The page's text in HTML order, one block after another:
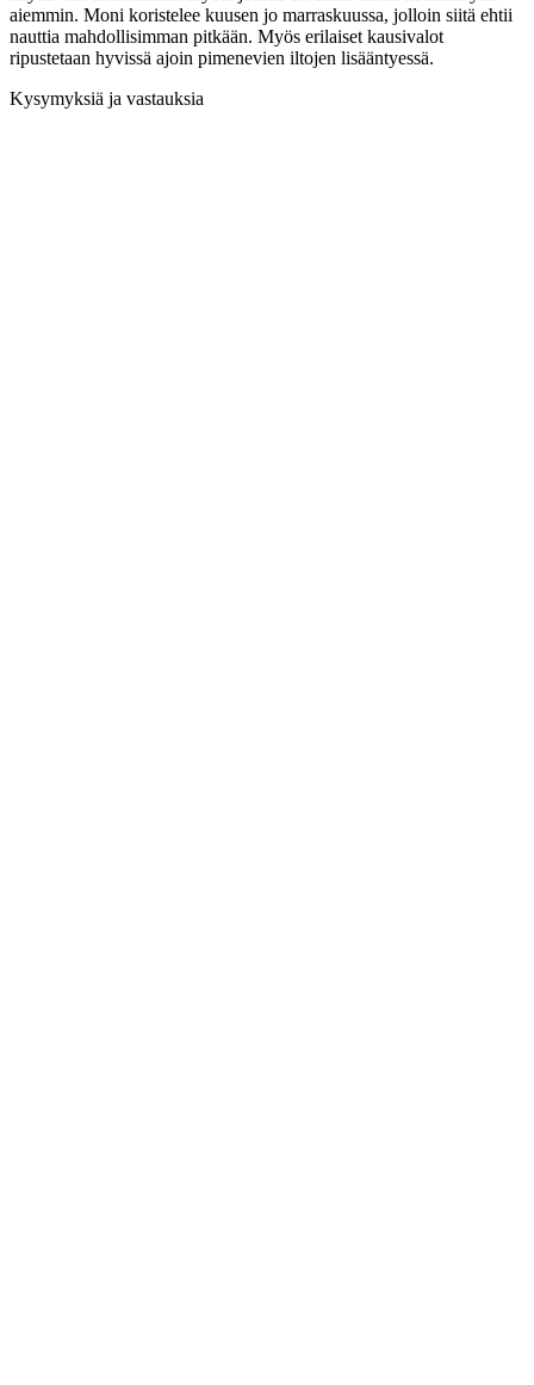
aiemmin. Moni koristelee kuusen jo marraskuussa, jolloin siitä ehtii
nauttia mahdollisimman pitkään. Myös erilaiset kausivalot
ripustetaan hyvissä ajoin pimenevien iltojen lisääntyessä.
Kysymyksiä ja vastauksia